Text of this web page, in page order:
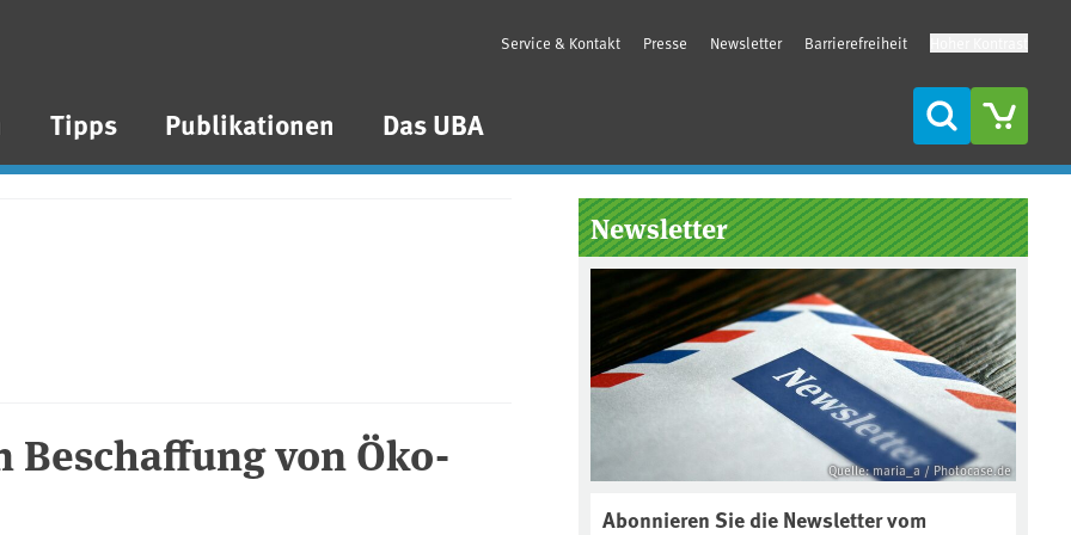
Tipps Publikationen Das UBA
Service & Kontakt Presse Newsletter Barrierefreiheit
Suche
von Öko-
Seitenleiste
Newsletter
Quelle: maria_a / Photocase.de
Abonnieren Sie die Newsletter vom